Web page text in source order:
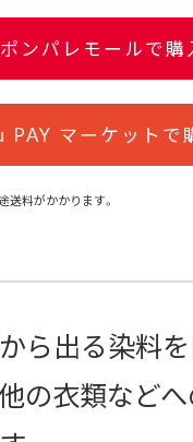
ポンパレモールで購
PAY マーケットで
料がかかります。
ら出る染料
の衣類など